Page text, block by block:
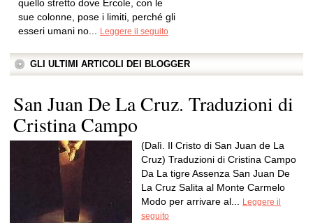
quello stretto dove Ercole, con le
sue colonne, pose i limiti, perché gli
esseri umani no...
Leggere il seguito
GLI ULTIMI ARTICOLI DEI BLOGGER
San Juan De La Cruz. Traduzioni di
Cristina Campo
(Dalì. Il Cristo di San Juan de La
Cruz) Traduzioni di Cristina Campo
Da La tigre Assenza San Juan De
La Cruz Salita al Monte Carmelo
Modo per arrivare al...
Leggere il
seguito